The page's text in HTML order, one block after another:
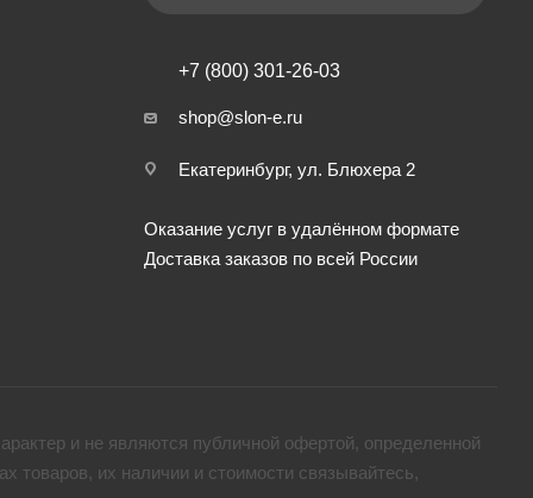
+7 (800) 301-26-03
shop@slon-e.ru
Екатеринбург, ул. Блюхера 2
Оказание услуг в удалённом формате
Доставка заказов по всей России
и не являются публичной офертой, определенной
товaров, их наличии и стоимости связывайтесь,